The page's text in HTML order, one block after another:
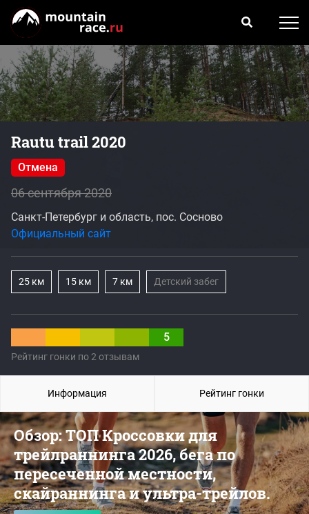
Rautu trail 2020
5
Рейтинг гонки по 2 отзывам
Отмена
06 сентября 2020
Санкт-Петербург и область, пос. Сосново
Официальный сайт
25 км 15 км 7 км Детский забег
Обзор: ТОП Кроссовки для
трейлраннинга 2026, бега по
пересеченной местности,
скайраннинга и ультра-трейлов.
Информация Рейтинг гонки